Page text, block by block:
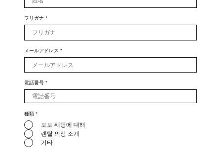
メールアドレス
フリガナ
電話番号
種類 *
포토 웨딩에 대해
렌탈 의상 소개
기타